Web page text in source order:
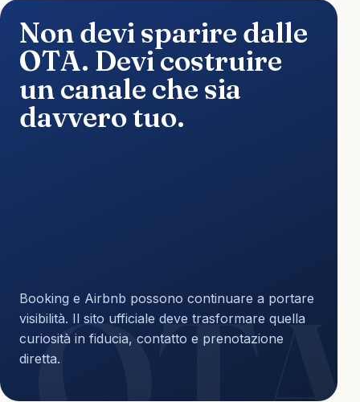
Non devi sparire dalle
OTA. Devi costruire
un canale che sia
davvero tuo.
Booking e Airbnb possono continuare a portare
visibilità. Il sito ufficiale deve trasformare quella
curiosità in fiducia, contatto e prenotazione
diretta.